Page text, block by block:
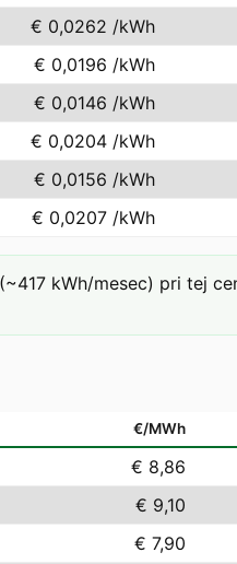
€ 0,0262 /kWh
€ 0,0196 /kWh
€ 0,0146 /kWh
€ 0,0204 /kWh
€ 0,0156 /kWh
€ 0,0207 /kWh
kWh/mesec) pri tej
€/MWh
€ 8,86
€ 9,10
€ 7,90